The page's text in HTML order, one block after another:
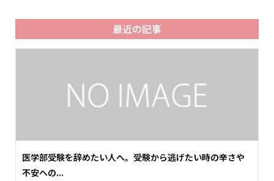
最近の記事
医学部受験を辞めたい人へ。受験から逃げたい時の辛さや
不安への...